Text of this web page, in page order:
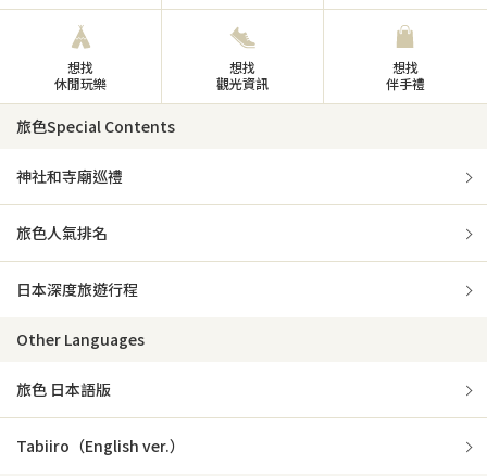
想找
休閒玩樂
想找
觀光資訊
想找
伴手禮
旅色Special Contents
神社和寺廟巡禮
旅色人氣排名
日本深度旅遊行程
Other Languages
旅色 日本語版
Tabiiro（English ver.）